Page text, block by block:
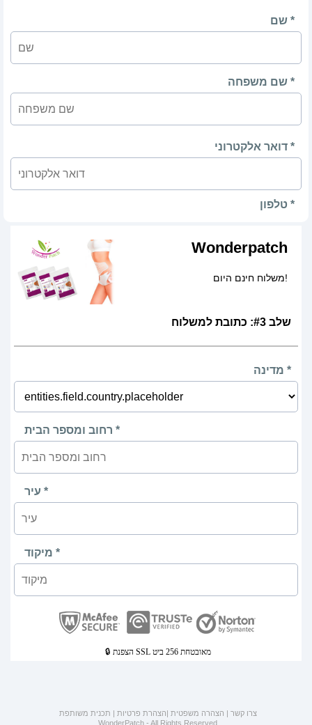
שם *
שם משפחה *
דואר אלקטרוני *
טלפון *
Wonderpatch
משלוח חינם היום!
שלב #3: כתובת למשלוח
מדינה *
רחוב ומספר הבית *
עיר *
מיקוד *
🔒 הצפנת SSL מאובטחת 256 ביט
צרו קשר | הצהרה משפטית |הצהרת פרטיות | תכנית משותפת
WonderPatch - All Rights Reserved